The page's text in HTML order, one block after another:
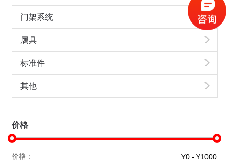
门架系统
属具
标准件
其他
价格
价格 :